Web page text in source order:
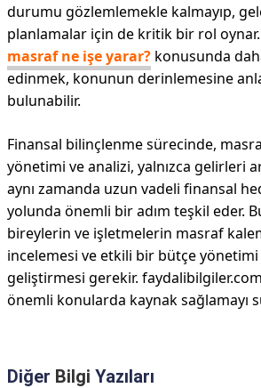
durumu gözlemlemekle kalmayıp,
planlamalar için de kritik bir rol
masraf ne işe yarar? konusunda
edinmek, konunun derinlemesine
bulunabilir.
Finansal bilinçlenme sürecinde,
yönetimi ve analizi, yalnızca gelirleri
aynı zamanda uzun vadeli finansal
yolunda önemli bir adım teşkil eder.
bireylerin ve işletmelerin masraf
incelemesi ve etkili bir bütçe
geliştirmesi gerekir.
önemli konularda kaynak sağlamayı
Diğer Bilgi Yazıları